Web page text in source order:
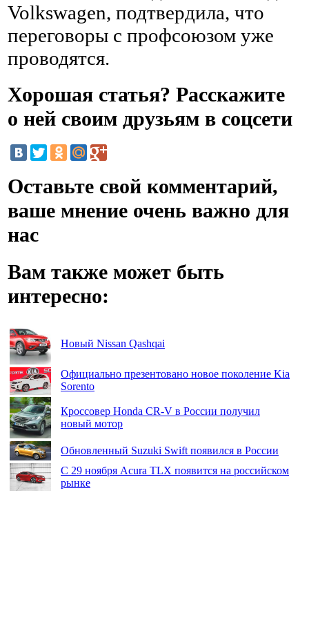
Volkswagen, подтвердила, что
переговоры с профсоюзом уже
проводятся.
Хорошая статья? Расскажите
о ней своим друзьям в соцсети
Оставьте свой комментарий,
ваше мнение очень важно для
нас
Вам также может быть
интересно:
Новый Nissan Qashqai
Официально презентовано новое поколение Kia
Sorento
Кроссовер Honda CR-V в России получил
новый мотор
Обновленный Suzuki Swift появился в России
С 29 ноября Acura TLX появится на российском
рынке